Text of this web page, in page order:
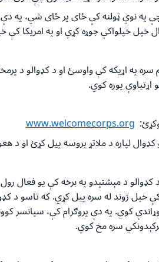
نوي ټولنه کې ځای پر ځای شي، په دې
خپل خپلواکي جوړه کړي او په امریکا
سره په اړیکه کې واوسئ او د کډوالو د
پوره کوي.
www.welcomecorps.org
لپاره د ملاتړ پروسه پیل کړئ او د
کډوالو د مېشتېدو په برخه کې یو فعال
ژوند له سره پیل کړي. که تاسو د
وړاندې کوي. په دې پروګرام کې،
سره مخ کوي.